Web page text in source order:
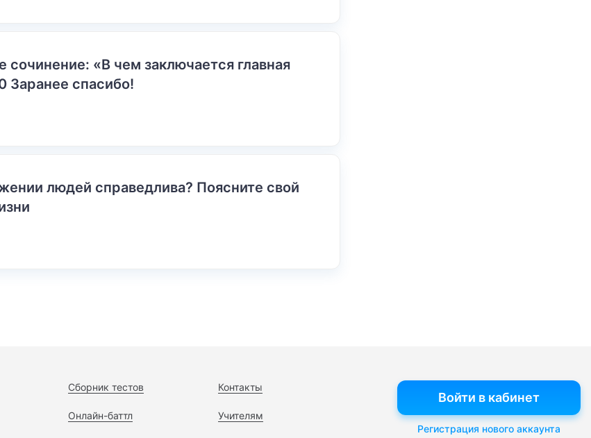
«В чем заключается главная
Заранее спасибо!
людей справедлива? Поясните свой
Сборник тестов
Онлайн-баттл
Контакты
Учителям
Войти в кабинет
Регистрация нового аккаунта